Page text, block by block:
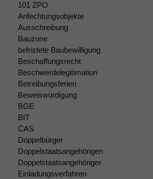
101 ZPO
Anfechtungsobjekte
Ausschreibung
Bauzone
befristete Baubewilligung
Beschaffungsrecht
Beschwerdelegitimation
Betreibungsferien
Beweiswürdigung
BGE
BIT
CAS
Doppelbürger
Doppelstaatsangehörigen
Doppelstaatsangehöriger
Einladungsverfahren